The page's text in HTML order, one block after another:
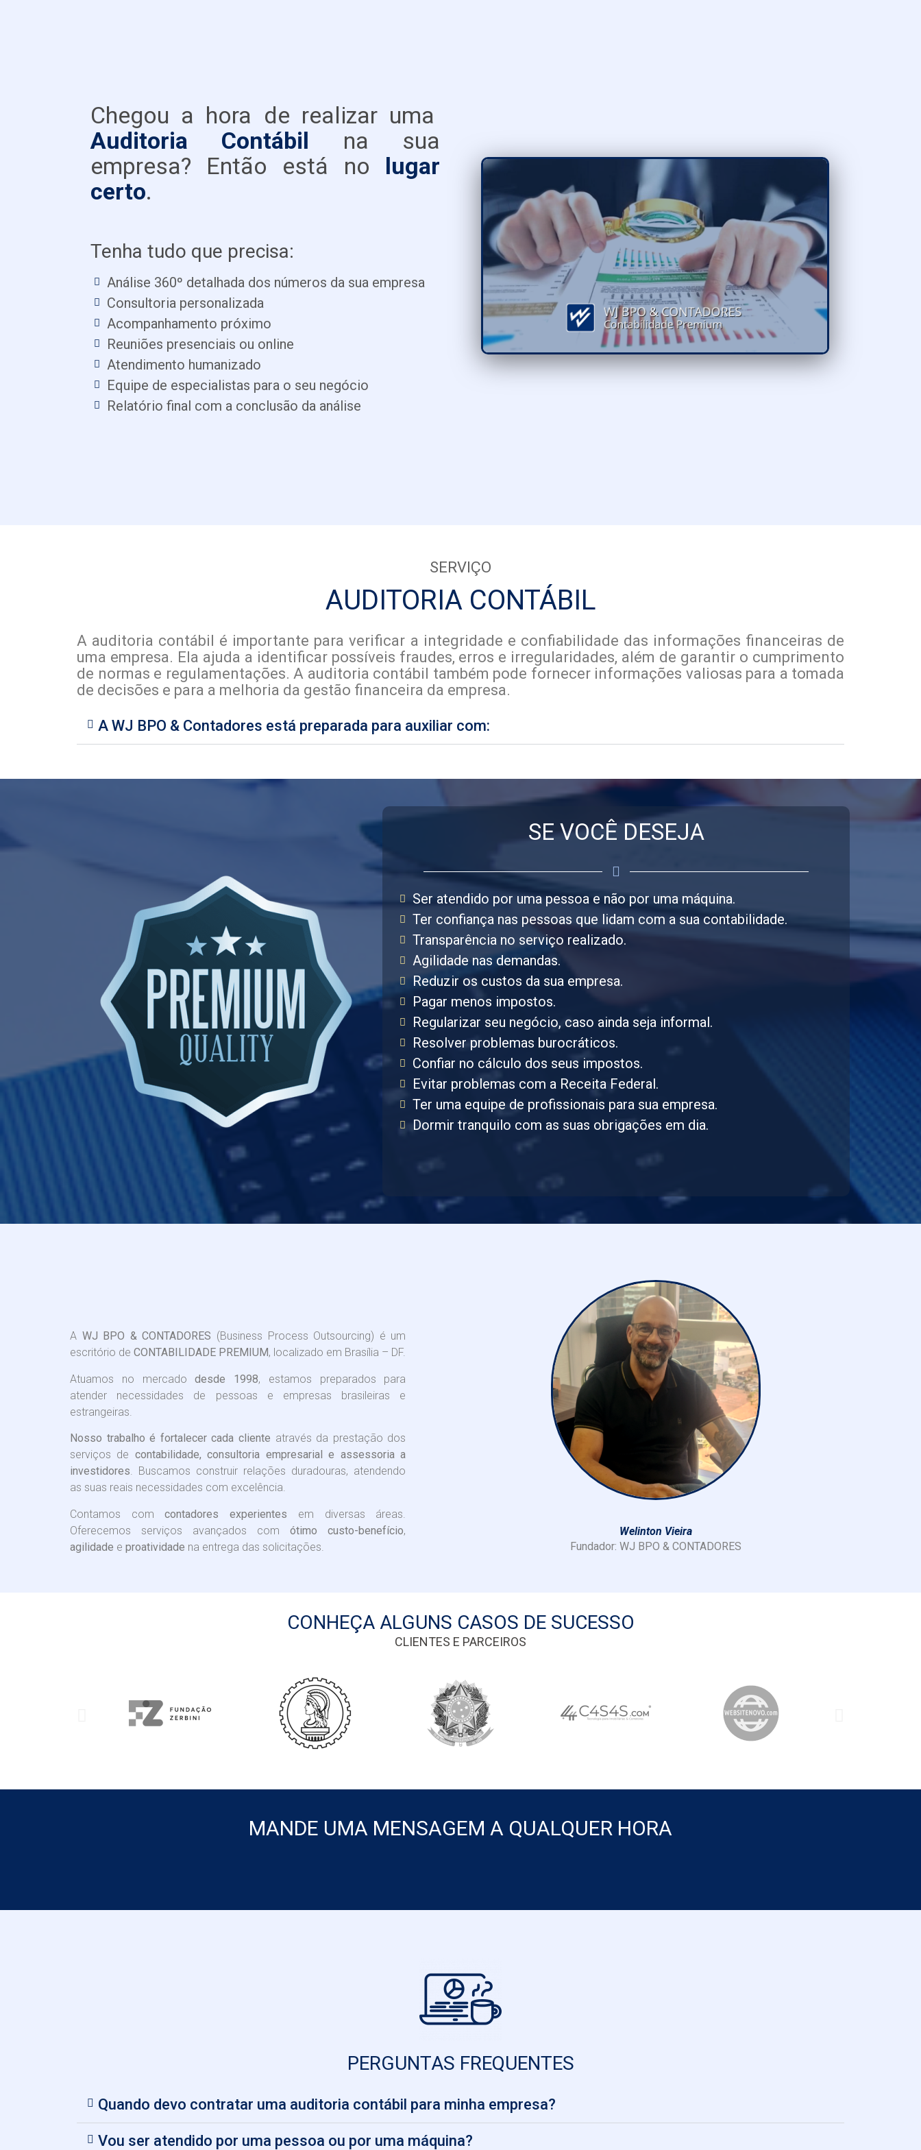
Chegou a hora de realizar uma
Auditoria Contábil na sua
empresa? Então está no lugar
certo.
Tenha tudo que precisa:
Análise 360º detalhada dos números da sua empresa
Consultoria personalizada
Acompanhamento próximo
Reuniões presenciais ou online
Atendimento humanizado
Equipe de especialistas para o seu negócio
Relatório final com a conclusão da análise
SERVIÇO
AUDITORIA CONTÁBIL
A auditoria contábil é importante para verificar a integridade e confiabilidade das informações financeiras de
uma empresa. Ela ajuda a identificar possíveis fraudes, erros e irregularidades, além de garantir o cumprimento
de normas e regulamentações. A auditoria contábil também pode fornecer informações valiosas para a tomada
de decisões e para a melhoria da gestão financeira da empresa.
A WJ BPO & Contadores está preparada para auxiliar com:
SE VOCÊ DESEJA
Ser atendido por uma pessoa e não por uma máquina.
Ter confiança nas pessoas que lidam com a sua contabilidade.
Transparência no serviço realizado.
Agilidade nas demandas.
Reduzir os custos da sua empresa.
Pagar menos impostos.
Regularizar seu negócio, caso ainda seja informal.
Resolver problemas burocráticos.
Confiar no cálculo dos seus impostos.
Evitar problemas com a Receita Federal.
Ter uma equipe de profissionais para sua empresa.
Dormir tranquilo com as suas obrigações em dia.
A WJ BPO & CONTADORES (Business Process Outsourcing) é um
escritório de CONTABILIDADE PREMIUM, localizado em Brasília – DF.
Atuamos no mercadodesde 1998, estamos preparados para
atender necessidades de pessoas e empresas brasileiras e
estrangeiras.
Nosso trabalho é fortalecer cada cliente através da prestação dos
serviços de contabilidade, consultoria empresarial e assessoria a
investidores. Buscamos construir relações duradouras, atendendo
as suas reais necessidades com excelência.
Contamos comcontadores experientes em diversas áreas.
Oferecemos serviços avançados comótimo custo-benefício,
agilidade e proatividade na entrega das solicitações.
Welinton Vieira
Fundador: WJ BPO & CONTADORES
CONHEÇA ALGUNS CASOS DE SUCESSO
CLIENTES E PARCEIROS
MANDE UMA MENSAGEM A QUALQUER HORA
PERGUNTAS FREQUENTES
Quando devo contratar uma auditoria contábil para minha empresa?
Vou ser atendido por uma pessoa ou por uma máquina?